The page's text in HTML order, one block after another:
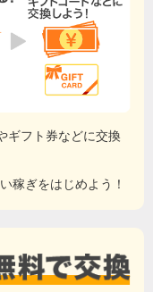
ギフト券などに交換
稼ぎをはじめよう！